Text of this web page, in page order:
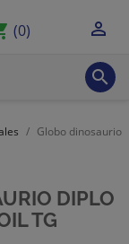
(0) 

Globo dinosaurio
DIPLO
TG